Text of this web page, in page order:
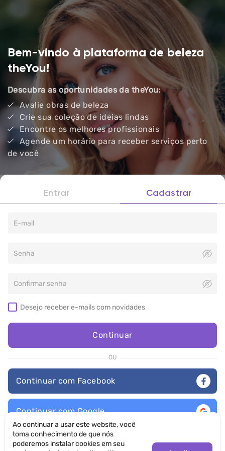
Bem-vindo à plataforma de beleza
theYou!
Descubra as oportunidades da theYou:
Avalie obras de beleza
Crie sua coleção de ideias lindas
Encontre os melhores profissionais
Agende um horário para receber serviços perto
de você
Entrar Cadastrar
Desejo receber e-mails com novidades
Continuar
OU
Continuar com Facebook
Continuar com Google
Ao clicar em "Entrar", eu concordo com
Privacidade
Ao continuar a usar este website, você
toma conhecimento de que nós
poderemos instalar cookies em seu